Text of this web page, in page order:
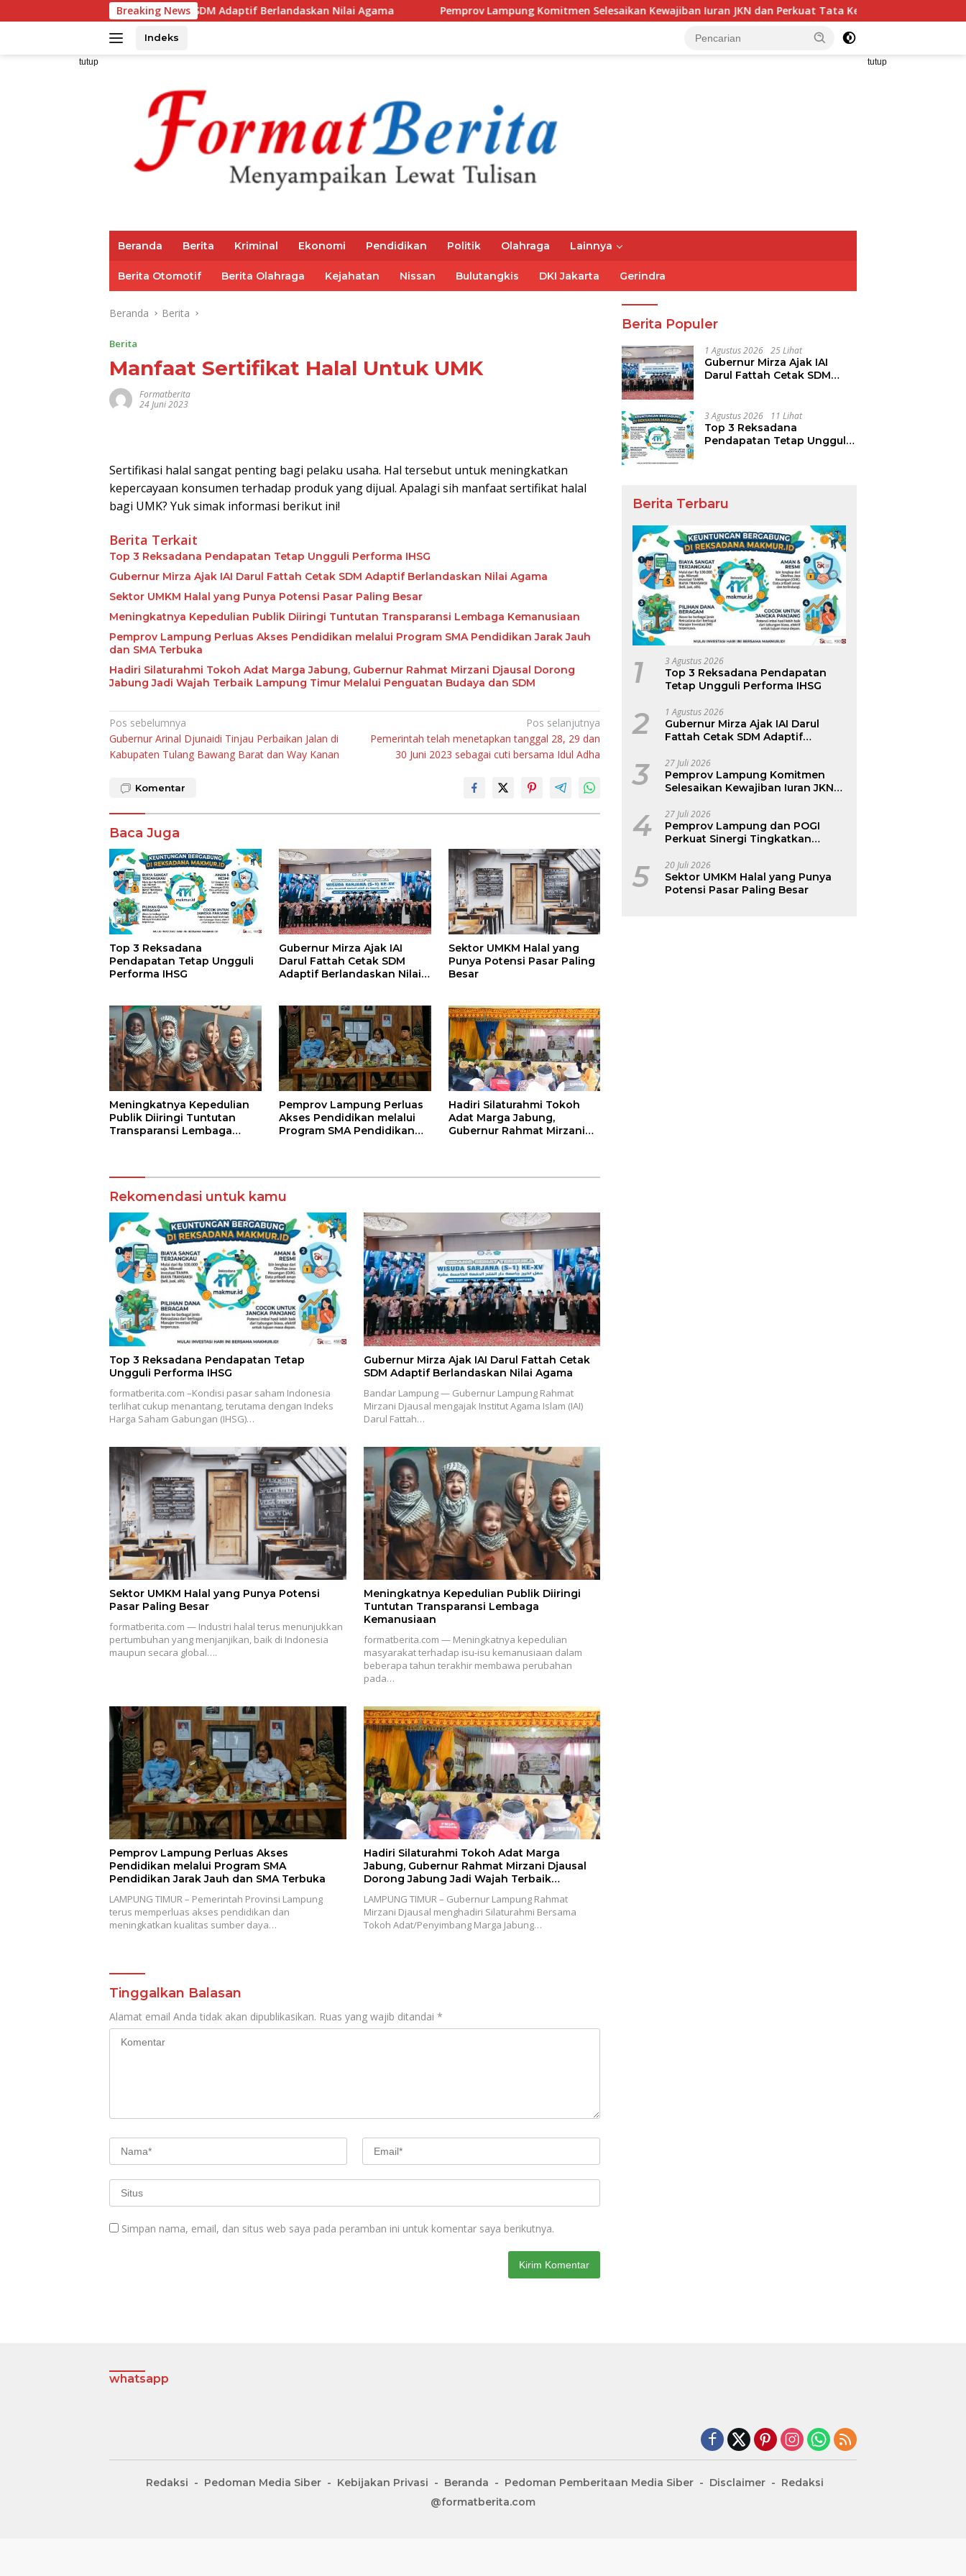
ke
Breaking News
Fattah Cetak SDM Adaptif Berlandaskan Nilai Agama Pemprov Lampung Komitmen Selesaikan Kewajiban Iuran JKN dan Perkuat Tata Kelola Kepesertaan BPJS Kesehatan
Indeks
tutup tutup
Beranda Berita Kriminal Ekonomi Pendidikan Politik Olahraga Lainnya
Berita Otomotif Berita Olahraga Kejahatan Nissan Bulutangkis DKI Jakarta Gerindra
Beranda Berita
Berita
Manfaat Sertifikat Halal Untuk UMK
Formatberita
24 Juni 2023
Sertifikasi halal sangat penting bagi pelaku usaha. Hal tersebut untuk meningkatkan
kepercayaan konsumen terhadap produk yang dijual. Apalagi sih manfaat sertifikat halal
bagi UMK? Yuk simak informasi berikut ini!
Berita Terkait
Top 3 Reksadana Pendapatan Tetap Ungguli Performa IHSG
Gubernur Mirza Ajak IAI Darul Fattah Cetak SDM Adaptif Berlandaskan Nilai Agama
Sektor UMKM Halal yang Punya Potensi Pasar Paling Besar
Meningkatnya Kepedulian Publik Diiringi Tuntutan Transparansi Lembaga Kemanusiaan
Pemprov Lampung Perluas Akses Pendidikan melalui Program SMA Pendidikan Jarak Jauh
dan SMA Terbuka
Hadiri Silaturahmi Tokoh Adat Marga Jabung, Gubernur Rahmat Mirzani Djausal Dorong
Jabung Jadi Wajah Terbaik Lampung Timur Melalui Penguatan Budaya dan SDM
Navigasi
pos
Pos sebelumnya
Gubernur Arinal Djunaidi Tinjau Perbaikan Jalan di
Kabupaten Tulang Bawang Barat dan Way Kanan
Pos selanjutnya
Pemerintah telah menetapkan tanggal 28, 29 dan
30 Juni 2023 sebagai cuti bersama Idul Adha
Komentar
Baca Juga
Top 3 Reksadana
Pendapatan Tetap Ungguli
Performa IHSG
Gubernur Mirza Ajak IAI
Darul Fattah Cetak SDM
Adaptif Berlandaskan Nilai
Sektor UMKM Halal yang
Punya Potensi Pasar Paling
Besar
Meningkatnya Kepedulian
Publik Diiringi Tuntutan
Transparansi Lembaga
Pemprov Lampung Perluas
Akses Pendidikan melalui
Program SMA Pendidikan
Hadiri Silaturahmi Tokoh
Adat Marga Jabung,
Gubernur Rahmat Mirzani
Budaya dan SDM
Rekomendasi untuk kamu
Top 3 Reksadana Pendapatan Tetap
Ungguli Performa IHSG
formatberita.com –Kondisi pasar saham Indonesia
terlihat cukup menantang, terutama dengan Indeks
Harga Saham Gabungan (IHSG)…
Gubernur Mirza Ajak IAI Darul Fattah Cetak
SDM Adaptif Berlandaskan Nilai Agama
Bandar Lampung — Gubernur Lampung Rahmat
Mirzani Djausal mengajak Institut Agama Islam (IAI)
Darul Fattah…
Sektor UMKM Halal yang Punya Potensi
Pasar Paling Besar
formatberita.com — Industri halal terus menunjukkan
pertumbuhan yang menjanjikan, baik di Indonesia
maupun secara global….
Meningkatnya Kepedulian Publik Diiringi
Tuntutan Transparansi Lembaga
Kemanusiaan
formatberita.com — Meningkatnya kepedulian
masyarakat terhadap isu-isu kemanusiaan dalam
beberapa tahun terakhir membawa perubahan
pada…
Pemprov Lampung Perluas Akses
Pendidikan melalui Program SMA
Pendidikan Jarak Jauh dan SMA Terbuka
LAMPUNG TIMUR – Pemerintah Provinsi Lampung
terus memperluas akses pendidikan dan
meningkatkan kualitas sumber daya…
Hadiri Silaturahmi Tokoh Adat Marga
Jabung, Gubernur Rahmat Mirzani Djausal
Dorong Jabung Jadi Wajah Terbaik
dan SDM
LAMPUNG TIMUR – Gubernur Lampung Rahmat
Mirzani Djausal menghadiri Silaturahmi Bersama
Tokoh Adat/Penyimbang Marga Jabung…
Tinggalkan Balasan
Alamat email Anda tidak akan dipublikasikan. Ruas yang wajib ditandai *
Simpan nama, email, dan situs web saya pada peramban ini untuk komentar saya berikutnya.
Berita Populer
1 Agustus 2026 25 Lihat
Gubernur Mirza Ajak IAI
Darul Fattah Cetak SDM
3 Agustus 2026 11 Lihat
Top 3 Reksadana
Pendapatan Tetap Ungguli
Berita Terbaru
1 3 Agustus 2026
Top 3 Reksadana Pendapatan
Tetap Ungguli Performa IHSG
2 1 Agustus 2026
Gubernur Mirza Ajak IAI Darul
Fattah Cetak SDM Adaptif
3 27 Juli 2026
Pemprov Lampung Komitmen
Selesaikan Kewajiban Iuran JKN
Kepesertaan BPJS Kesehatan
4 27 Juli 2026
Pemprov Lampung dan POGI
Perkuat Sinergi Tingkatkan
5 20 Juli 2026
Sektor UMKM Halal yang Punya
Potensi Pasar Paling Besar
whatsapp
Redaksi Pedoman Media Siber Kebijakan Privasi Beranda Pedoman Pemberitaan Media Siber Disclaimer
Redaksi
@formatberita.com